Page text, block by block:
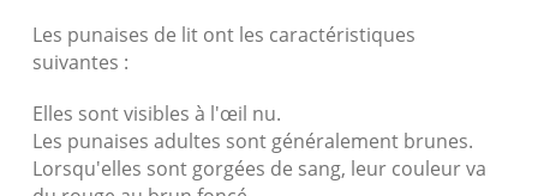
Les punaises de lit ont les caractéristiques
suivantes :
Elles sont visibles à l'œil nu.
Les punaises adultes sont généralement brunes.
Lorsqu'elles sont gorgées de sang, leur couleur va